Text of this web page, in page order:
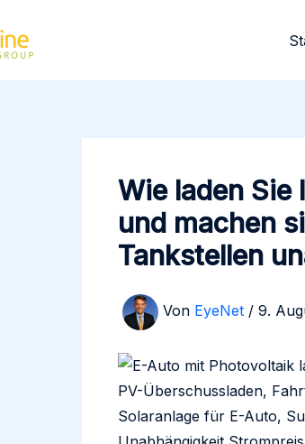
Wie laden
und machen
Tankstellen
Von EyeNet / 9.